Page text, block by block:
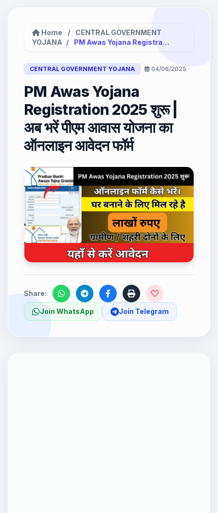
Home /
CENTRAL GOVERNMENT
YOJANA / PM Awas Yojana Registration 2025...
CENTRAL GOVERNMENT YOJANA 04/06/2025
PM Awas Yojana
Registration 2025 शुरू |
अब भरें पीएम आवास योजना का
ऑनलाइन आवेदन फॉर्म
Share:
Join WhatsApp Join Telegram